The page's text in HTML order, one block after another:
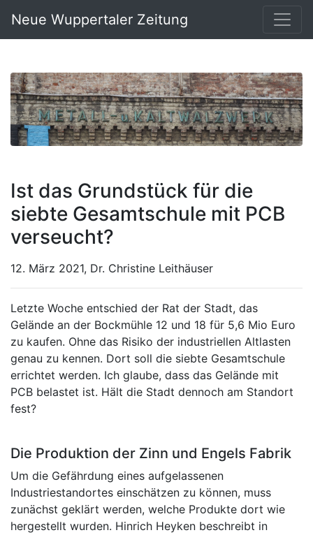
Neue Wuppertaler Zeitung
Ist das Grundstück für die
siebte Gesamtschule mit PCB
verseucht?
12. März 2021, Dr. Christine Leithäuser
Letzte Woche entschied der Rat der Stadt, das
Gelände an der Bockmühle 12 und 18 für 5,6 Mio Euro
zu kaufen. Ohne das Risiko der industriellen Altlasten
genau zu kennen. Dort soll die siebte Gesamtschule
errichtet werden. Ich glaube, dass das Gelände mit
PCB belastet ist. Hält die Stadt dennoch am Standort
fest?
Die Produktion der Zinn und Engels Fabrik
Um die Gefährdung eines aufgelassenen
Industriestandortes einschätzen zu können, muss
zunächst geklärt werden, welche Produkte dort wie
hergestellt wurden. Hinrich Heyken beschreibt in